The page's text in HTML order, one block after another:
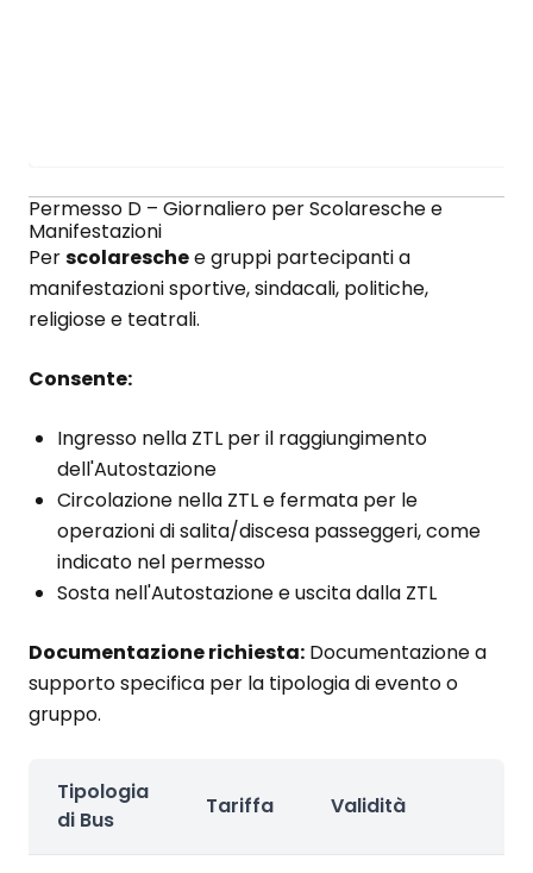
Permesso D – Giornaliero per Scolaresche e
Manifestazioni
Perscolareschee gruppi partecipanti a
manifestazioni sportive, sindacali, politiche,
religiose e teatrali.
Consente:
Ingresso nella ZTL per il raggiungimento
dell'Autostazione
Circolazione nella ZTL e fermata per le
operazioni di salita/discesa passeggeri, come
indicato nel permesso
Sosta nell'Autostazione e uscita dalla ZTL
Documentazione richiesta: Documentazione a
supporto specifica per la tipologia di evento o
gruppo.
Tipologia
di Bus
Tariffa Validità